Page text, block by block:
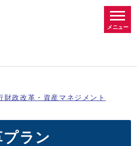
メニュー
財政改革・資産マネジメント
ラン